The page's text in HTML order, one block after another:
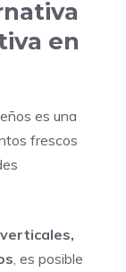
en
es una
frescos
, es posible